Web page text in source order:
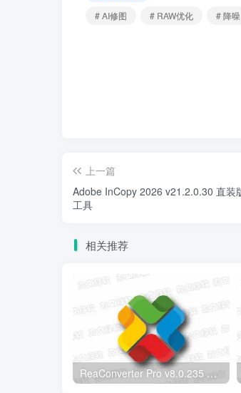
# AI修图
# RAW优化 # 降噪
上一篇
Adobe InCopy 2026 v21.2.0.30 直装
工具
相关推荐
ReaConverter Pro v8.0.235 便携版 – 批量图片转换处理工具